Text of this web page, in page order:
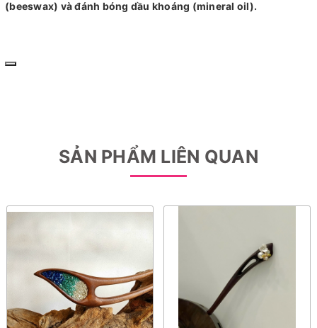
(beeswax) và đánh bóng dầu khoáng (mineral oil).
SẢN PHẨM LIÊN QUAN